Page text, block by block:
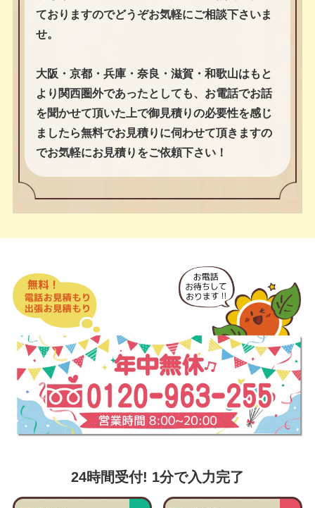
ておりますのでどうぞお気軽にご相談下さいま
せ。
大阪・京都・兵庫・奈良・滋賀・和歌山はもと
より関西圏外であったとしても、お電話でお話
を聞かせて頂いた上で御見積りの必要性を感じ
ましたら無料でお見積りに伺わせて頂きますの
でお気軽にお見積りをご依頼下さい！
24時間受付! 1分で入力完了